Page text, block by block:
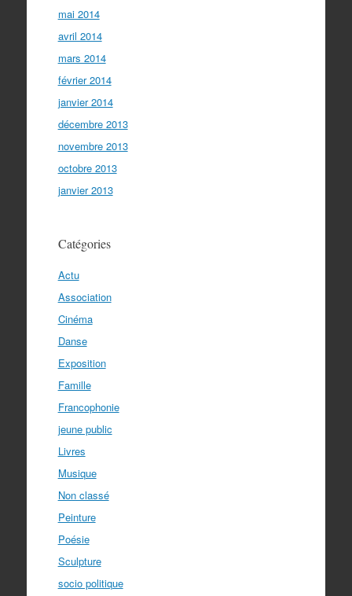
mai 2014
avril 2014
mars 2014
février 2014
janvier 2014
décembre 2013
novembre 2013
octobre 2013
janvier 2013
Catégories
Actu
Association
Cinéma
Danse
Exposition
Famille
Francophonie
jeune public
Livres
Musique
Non classé
Peinture
Poésie
Sculpture
socio politique